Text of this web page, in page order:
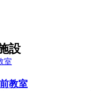
設
教室